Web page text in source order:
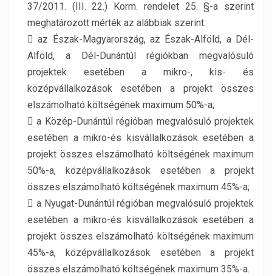
37/2011. (III. 22.) Korm. rendelet 25. §-a szerint
meghatározott mérték az alábbiak szerint:
 az Észak-Magyarország, az Észak-Alföld, a Dél-
Alföld, a Dél-Dunántúl régiókban megvalósuló
projektek esetében a mikro-, kis- és
középvállalkozások esetében a projekt összes
elszámolható költségének maximum 50%-a;
 a Közép-Dunántúl régióban megvalósuló projektek
esetében a mikro-és kisvállalkozások esetében a
projekt összes elszámolható költségének maximum
50%-a, középvállalkozások esetében a projekt
összes elszámolható költségének maximum 45%-a;
 a Nyugat-Dunántúl régióban megvalósuló projektek
esetében a mikro-és kisvállalkozások esetében a
projekt összes elszámolható költségének maximum
45%-a, középvállalkozások esetében a projekt
összes elszámolható költségének maximum 35%-a.